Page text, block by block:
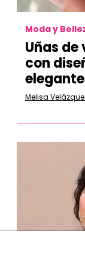
Moda y
Uñas de
con
Melisa